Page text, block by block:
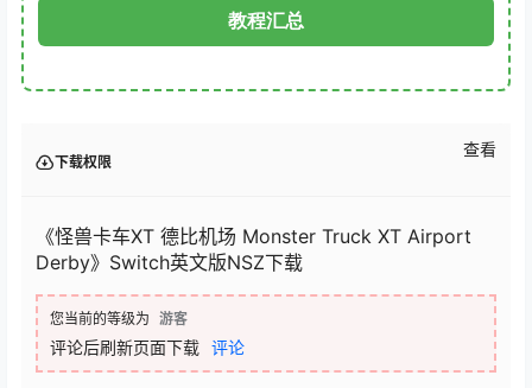
教程汇总
下载权限
查看
《怪兽卡车XT 德比机场 Monster Truck XT Airport
Derby》Switch英文版NSZ下载
您当前的等级为 游客
评论后刷新页面下载 评论